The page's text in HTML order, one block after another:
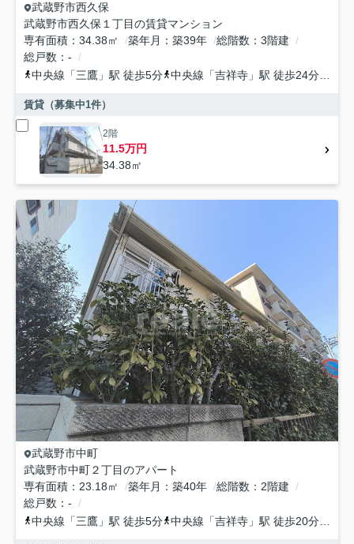
武蔵野市西久保
武蔵野市西久保１丁目の賃貸マンション
専有面積
34.38㎡ 築年月 築39年 総階数
3階建
総戸数
-
中央線 「三鷹 」駅 徒歩5分 中央線 「吉祥寺 」駅 徒歩24分 中央
賃貸（募集中1件）
2階
11.5万円
34.38㎡
武蔵野市中町
武蔵野市中町２丁目のアパート
専有面積
23.18㎡ 築年月 築40年 総階数
2階建
総戸数
-
中央線 「三鷹 」駅 徒歩5分 中央線 「吉祥寺 」駅 徒歩20分 中央